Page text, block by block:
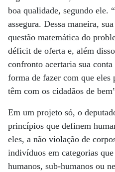
boa qualidade, segundo ele.
assegura. Dessa maneira,
questão matemática do
déficit de oferta e, além
confronto acertaria sua
forma de fazer com que
têm com os cidadãos de
Em um projeto só, o
princípios que definem
eles, a não violação de
indivíduos em categorias
humanos, sub-humanos ou